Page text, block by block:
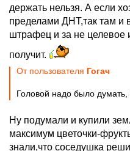
держать нельзя. А если
пределами ДНТ,так там и
штрафец и за не целевое
получит.
От пользователя Гогач
Головой надо было думать,
Ну подумали и купили
максимум цветочки-
знали,что соседушка